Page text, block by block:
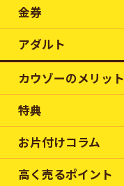
金券
アダルト
カウゾーのメリット
特典
お片付けコラム
高く売るポイント